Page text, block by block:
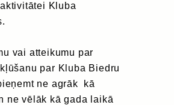
Kluba
vai atteikumu par
par Kluba Biedru
ne agrāk kā
ne vēlāk kā gada laikā